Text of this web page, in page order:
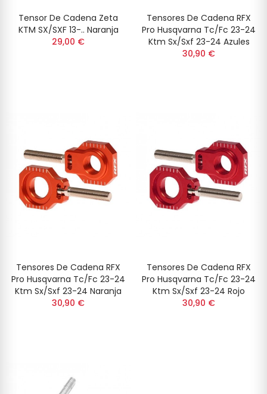
Tensor De Cadena Zeta
KTM SX/SXF 13-.. Naranja
29,00 €
Tensores De Cadena RFX
Pro Husqvarna Tc/fc 23-24
Ktm Sx/sxf 23-24 Azules
30,90 €
Tensores De Cadena RFX
Pro Husqvarna Tc/fc 23-24
Ktm Sx/sxf 23-24 Naranja
30,90 €
Tensores De Cadena RFX
Pro Husqvarna Tc/fc 23-24
Ktm Sx/sxf 23-24 Rojo
30,90 €